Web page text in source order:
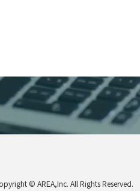
© AREA,Inc. All Rights Reserved.